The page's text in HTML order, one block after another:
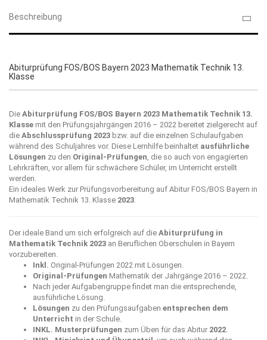
Beschreibung
Abiturprüfung FOS/BOS Bayern 2023 Mathematik Technik 13.
Klasse
Die Abiturprüfung FOS/BOS Bayern 2023 Mathematik Technik 13.
Klasse mit den Prüfungsjahrgängen 2016 – 2022 bereitet zielgerecht auf
die Abschlussprüfung 2023 bzw. auf die einzelnen Schulaufgaben
während des Schuljahres vor. Diese Lernhilfe beinhaltet ausführliche
Lösungen zu den Original-Prüfungen, die so auch von engagierten
Lehrkräften, vor allem für schwächere Schüler, im Unterricht erstellt
werden.
Ein ideales Werk zur Prüfungsvorbereitung auf Abitur FOS/BOS Bayern in
Mathematik Technik 13. Klasse 2023.
Der ideale Band um sich erfolgreich auf die Abiturprüfung in
Mathematik Technik 2023 an Beruflichen Oberschulen in Bayern
vorzubereiten.
Inkl. Original-Prüfungen 2022 mit Lösungen.
Original-Prüfungen Mathematik der Jahrgänge 2016 – 2022.
Nach jeder Aufgabengruppe findet man die entsprechende,
ausführliche Lösung.
Lösungen zu den Prüfungsaufgaben entsprechen dem
Unterricht in der Schule.
INKL. Musterprüfungen zum Üben für das Abitur 2022.